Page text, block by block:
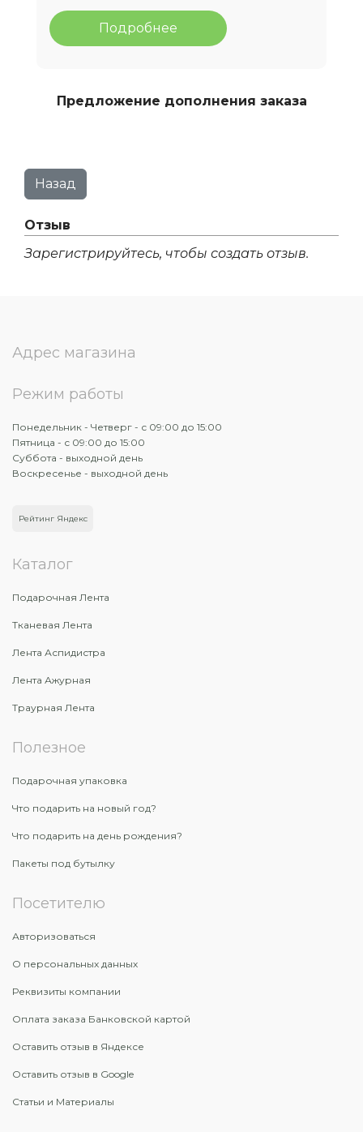
Подробнее
Предложение дополнения заказа
Отзыв
Зарегистрируйтесь, чтобы создать отзыв.
Адрес магазина
Режим работы
Понедельник - Четверг - с 09:00 до 15:00
Пятница - с 09:00 до 15:00
Суббота - выходной день
Воскресенье - выходной день
Рейтинг Яндекс
Каталог
Подарочная Лента
Тканевая Лента
Лента Аспидистра
Лента Ажурная
Траурная Лента
Полезное
Подарочная упаковка
Что подарить на новый год?
Что подарить на день рождения?
Пакеты под бутылку
Посетителю
Авторизоваться
О персональных данных
Реквизиты компании
Оплата заказа Банковской картой
Оставить отзыв в Яндексе
Оставить отзыв в Google
Статьи и Материалы